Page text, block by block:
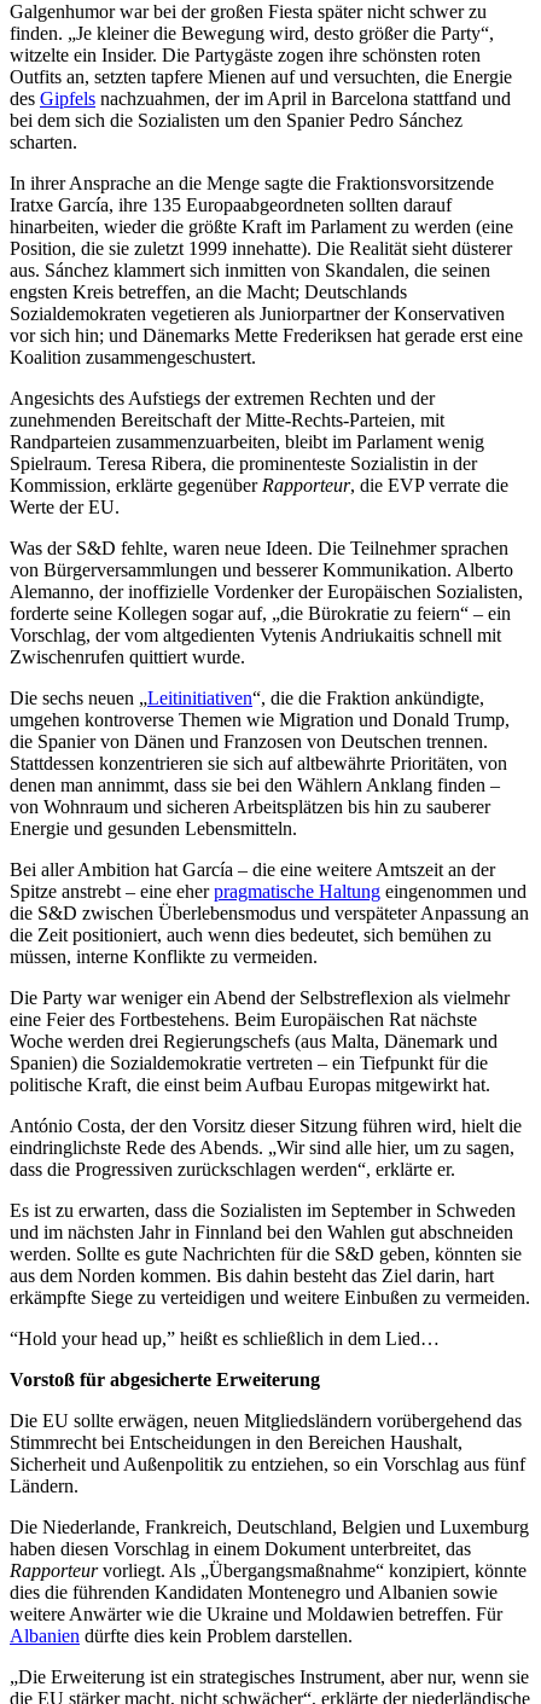
Galgenhumor war bei der großen Fiesta später nicht schwer zu
finden. „Je kleiner die Bewegung wird, desto größer die Party“,
witzelte ein Insider. Die Partygäste zogen ihre schönsten roten
Outfits an, setzten tapfere Mienen auf und versuchten, die Energie
des Gipfels nachzuahmen, der im April in Barcelona stattfand und
bei dem sich die Sozialisten um den Spanier Pedro Sánchez
scharten.
In ihrer Ansprache an die Menge sagte die Fraktionsvorsitzende
Iratxe García, ihre 135 Europaabgeordneten sollten darauf
hinarbeiten, wieder die größte Kraft im Parlament zu werden (eine
Position, die sie zuletzt 1999 innehatte). Die Realität sieht düsterer
aus. Sánchez klammert sich inmitten von Skandalen, die seinen
engsten Kreis betreffen, an die Macht; Deutschlands
Sozialdemokraten vegetieren als Juniorpartner der Konservativen
vor sich hin; und Dänemarks Mette Frederiksen hat gerade erst eine
Koalition zusammengeschustert.
Angesichts des Aufstiegs der extremen Rechten und der
zunehmenden Bereitschaft der Mitte-Rechts-Parteien, mit
Randparteien zusammenzuarbeiten, bleibt im Parlament wenig
Spielraum. Teresa Ribera, die prominenteste Sozialistin in der
Kommission, erklärte gegenüber Rapporteur, die EVP verrate die
Werte der EU.
Was der S&D fehlte, waren neue Ideen. Die Teilnehmer sprachen
von Bürgerversammlungen und besserer Kommunikation. Alberto
Alemanno, der inoffizielle Vordenker der Europäischen Sozialisten,
forderte seine Kollegen sogar auf, „die Bürokratie zu feiern“ – ein
Vorschlag, der vom altgedienten Vytenis Andriukaitis schnell mit
Zwischenrufen quittiert wurde.
Die sechs neuen „Leitinitiativen“, die die Fraktion ankündigte,
umgehen kontroverse Themen wie Migration und Donald Trump,
die Spanier von Dänen und Franzosen von Deutschen trennen.
Stattdessen konzentrieren sie sich auf altbewährte Prioritäten, von
denen man annimmt, dass sie bei den Wählern Anklang finden –
von Wohnraum und sicheren Arbeitsplätzen bis hin zu sauberer
Energie und gesunden Lebensmitteln.
Bei aller Ambition hat García – die eine weitere Amtszeit an der
Spitze anstrebt – eine eherpragmatische Haltung eingenommen und
die S&D zwischen Überlebensmodus und verspäteter Anpassung an
die Zeit positioniert, auch wenn dies bedeutet, sich bemühen zu
müssen, interne Konflikte zu vermeiden.
Die Party war weniger ein Abend der Selbstreflexion als vielmehr
eine Feier des Fortbestehens. Beim Europäischen Rat nächste
Woche werden drei Regierungschefs (aus Malta, Dänemark und
Spanien) die Sozialdemokratie vertreten – ein Tiefpunkt für die
politische Kraft, die einst beim Aufbau Europas mitgewirkt hat.
António Costa, der den Vorsitz dieser Sitzung führen wird, hielt die
eindringlichste Rede des Abends. „Wir sind alle hier, um zu sagen,
dass die Progressiven zurückschlagen werden“, erklärte er.
Es ist zu erwarten, dass die Sozialisten im September in Schweden
und im nächsten Jahr in Finnland bei den Wahlen gut abschneiden
werden. Sollte es gute Nachrichten für die S&D geben, könnten sie
aus dem Norden kommen. Bis dahin besteht das Ziel darin, hart
erkämpfte Siege zu verteidigen und weitere Einbußen zu vermeiden.
“Hold your head up,” heißt es schließlich in dem Lied…
Vorstoß für abgesicherte Erweiterung
Die EU sollte erwägen, neuen Mitgliedsländern vorübergehend das
Stimmrecht bei Entscheidungen in den Bereichen Haushalt,
Sicherheit und Außenpolitik zu entziehen, so ein Vorschlag aus fünf
Ländern.
Die Niederlande, Frankreich, Deutschland, Belgien und Luxemburg
haben diesen Vorschlag in einem Dokument unterbreitet, das
Rapporteurvorliegt. Als „Übergangsmaßnahme“ konzipiert, könnte
dies die führenden Kandidaten Montenegro und Albanien sowie
weitere Anwärter wie die Ukraine und Moldawien betreffen. Für
Albanien dürfte dies kein Problem darstellen.
„Die Erweiterung ist ein strategisches Instrument, aber nur, wenn sie
die EU stärker macht, nicht schwächer“, erklärte der niederländische